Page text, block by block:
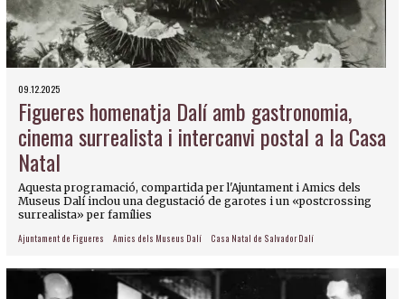
09.12.2025
Figueres homenatja Dalí amb gastronomia,
cinema surrealista i intercanvi postal a la Casa
Natal
Aquesta programació, compartida per l'Ajuntament i Amics dels
Museus Dalí inclou una degustació de garotes i un «postcrossing
surrealista» per famílies
Ajuntament de Figueres Amics dels Museus Dalí Casa Natal de Salvador Dalí